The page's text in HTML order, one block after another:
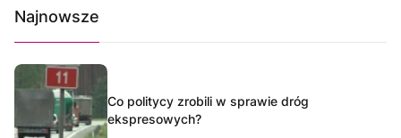
Najnowsze
Co politycy zrobili w sprawie dróg
ekspresowych?